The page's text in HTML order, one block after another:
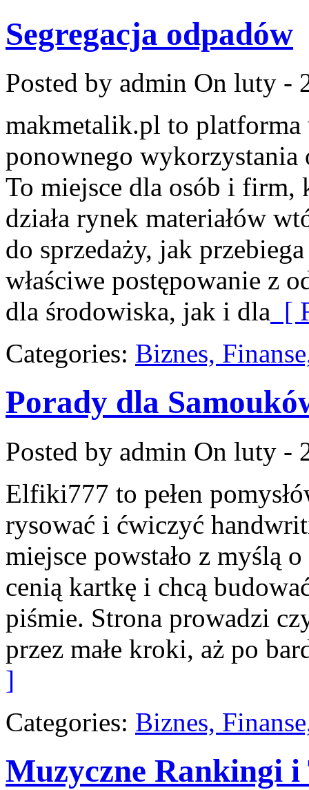
Segregacja odpadów
Posted by admin On luty -
makmetalik.pl to
ponownego
To miejsce dla osób i firm,
działa rynek materiałów
do sprzedaży, jak
właściwe postępowanie z
dla środowiska, jak i dla [
Categories: Biznes,
Porady dla
Posted by admin On luty -
Elfiki777 to pełen
rysować i ćwiczyć
miejsce powstało z myślą
cenią kartkę i chcą
piśmie. Strona prowadzi
przez małe kroki, aż po
]
Categories: Biznes,
Muzyczne Rankingi i